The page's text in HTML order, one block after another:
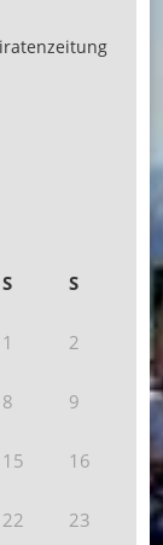
S S
1 2
8 9
15 16
22 23